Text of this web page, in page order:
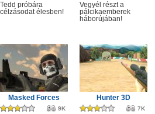
Tedd próbára
célzásodat élesben!
Vegyél részt a
pálcikaemberek
háborújában!
Masked Forces
9K
Hunter 3D
7K